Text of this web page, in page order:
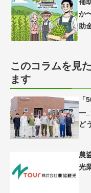
補
か
助
このコラムを見
ます
「
―_
ど
農
光